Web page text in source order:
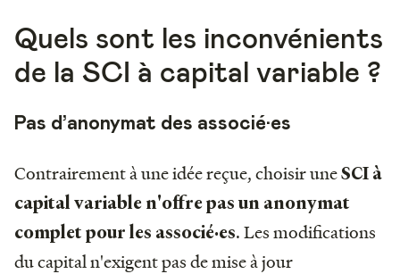
Quels sont les inconvénients
de la SCI à capital variable ?
Pas d’anonymat des associé·es
Contrairement à une idée reçue, choisir uneSCI à
capital variable n'offrepas un anonymat
complet pour les associé·es. Les modifications
du capital n'exigent pas de mise à jour